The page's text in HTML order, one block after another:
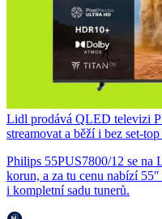
Lidl prodává QLED televizi
streamovat a běží i bez set-
Philips 55PUS7800/12 se na
korun, a za tu cenu nabízí
i kompletní sadu tunerů.